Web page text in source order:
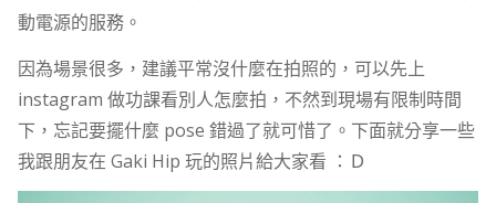
動電源的服務。
因為場景很多，建議平常沒什麼在拍照的，可以先上
instagram 做功課看別人怎麼拍，不然到現場有限制時間
下，忘記要擺什麼 pose 錯過了就可惜了。下面就分享一些
我跟朋友在 Gaki Hip 玩的照片給大家看 ：Ｄ